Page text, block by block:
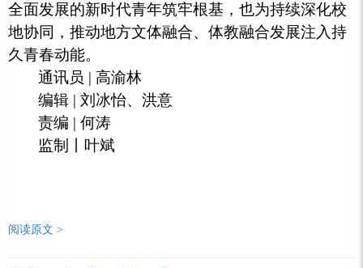
全面发展的新时代青年筑牢根基，也为持续深化校
地协同，推动地方文体融合、体教融合发展注入持
久青春动能。
通讯员 | 高渝林
编辑 | 刘冰怡、洪意
责编 | 何涛
监制丨叶斌
阅读原文 >